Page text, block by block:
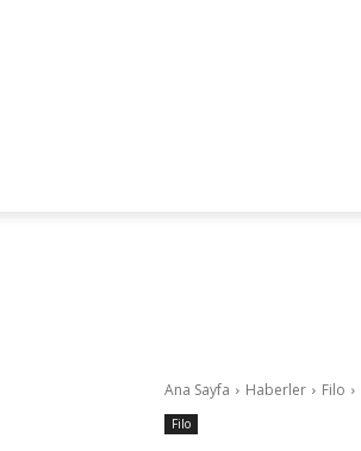
Ana Sayfa Haberler Filo
Filo